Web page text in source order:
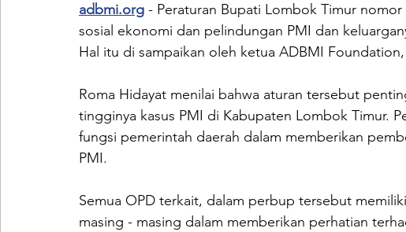
adbmi.org - Peraturan Bupati Lombok Timur
sosial ekonomi dan pelindungan PMI dan
Hal itu di sampaikan oleh ketua ADBMI
Roma Hidayat menilai bahwa aturan tersebut
tingginya kasus PMI di Kabupaten Lombok Timur.
fungsi pemerintah daerah dalam memberikan
PMI.
Semua OPD terkait, dalam perbup tersebut
masing - masing dalam memberikan perhatian